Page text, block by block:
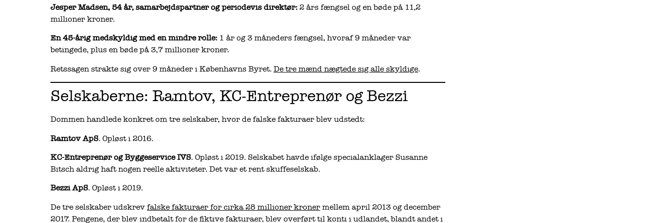
Jesper Madsen, 54 år, samarbejdspartner og periodevis direktør: 2 års fængsel og en bøde på 11,2
millioner kroner.
En 45-årig medskyldig med en mindre rolle: 1 år og 3 måneders fængsel, hvoraf 9 måneder var
betingede, plus en bøde på 3,7 millioner kroner.
Retssagen strakte sig over 9 måneder i Københavns Byret. De tre mænd nægtede sig alle skyldige.
Selskaberne: Ramtov, KC-Entreprenør og Bezzi
Dommen handlede konkret om tre selskaber, hvor de falske fakturaer blev udstedt:
Ramtov ApS. Opløst i 2016.
KC-Entreprenør og Byggeservice IVS. Opløst i 2019. Selskabet havde ifølge specialanklager Susanne
Bitsch aldrig haft nogen reelle aktiviteter. Det var et rent skuffeselskab.
Bezzi ApS. Opløst i 2019.
De tre selskaber udskrev falske fakturaer for cirka 28 millioner kroner mellem april 2013 og december
2017. Pengene, der blev indbetalt for de fiktive fakturaer, blev overført til konti i udlandet, blandt andet i